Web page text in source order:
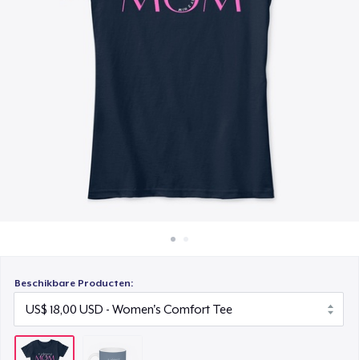
Beschikbare Producten: